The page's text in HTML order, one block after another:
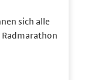
sich alle
Radmarathon